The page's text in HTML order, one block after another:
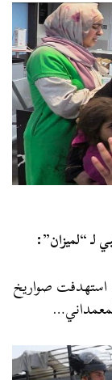
لـ “لميزان”:
استهدفت صواريخ